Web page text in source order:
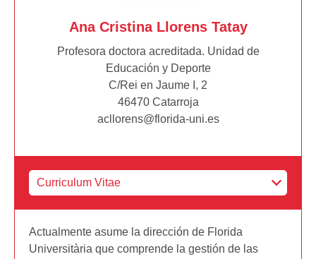
Ana Cristina Llorens Tatay
Profesora doctora acreditada. Unidad de
Educación y Deporte
C/Rei en Jaume I, 2
46470 Catarroja
acllorens@florida-uni.es
Actualmente asume la dirección de Florida
Universitària que comprende la gestión de las